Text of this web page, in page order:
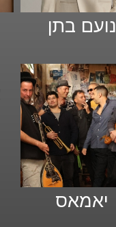
נועם בתן
יאמאס